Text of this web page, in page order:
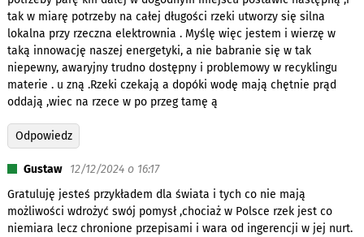
tak w miarę potrzeby na całej długości rzeki utworzy się silna
lokalna przy rzeczna elektrownia . Myślę więc jestem i wierzę w
taką innowację naszej energetyki, a nie babranie się w tak
niepewny, awaryjny trudno dostępny i problemowy w recyklingu
materie . u zną .Rzeki czekają a dopóki wodę mają chętnie prąd
oddają ,wiec na rzece w po przeg tamę ą
Odpowiedz
Gustaw
12/12/2024 o 16:17
Gratuluję jesteś przykładem dla świata i tych co nie mają
możliwości wdrożyć swój pomysł ,chociaż w Polsce rzek jest co
niemiara lecz chronione przepisami i wara od ingerencji w jej nurt.